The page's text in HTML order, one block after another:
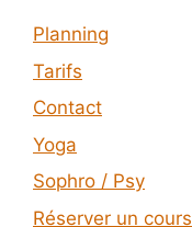
Planning
Tarifs
Contact
Yoga
Sophro / Psy
Réserver un cours